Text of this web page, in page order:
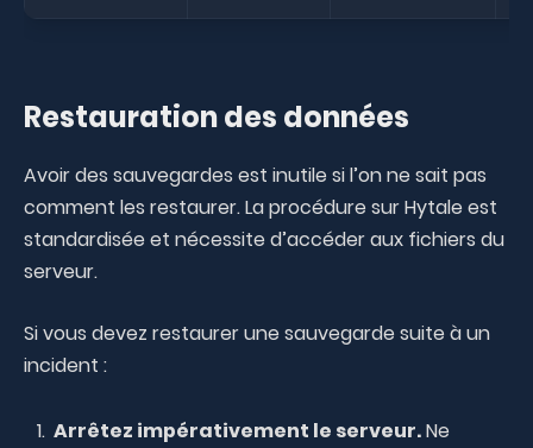
Restauration des données
Avoir des sauvegardes est inutile si l’on ne sait pas
comment les restaurer. La procédure sur Hytale est
standardisée et nécessite d’accéder aux fichiers du
serveur.
Si vous devez restaurer une sauvegarde suite à un
incident :
Arrêtez impérativement le serveur.Ne